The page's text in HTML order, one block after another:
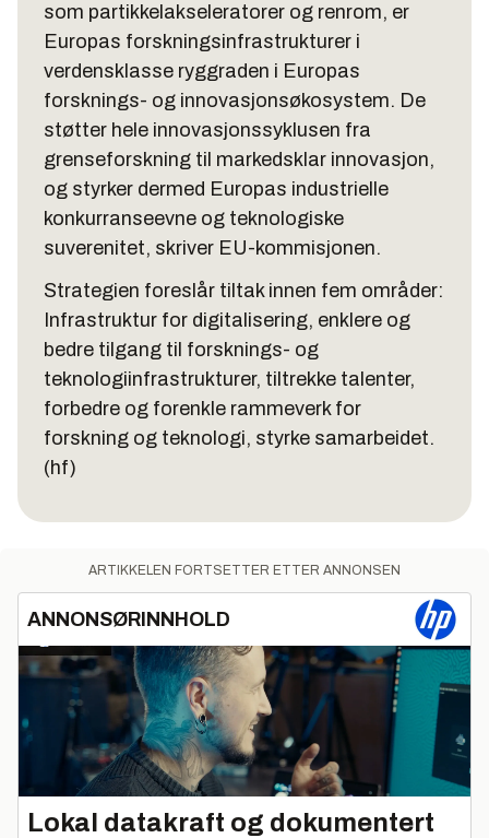
som partikkelakseleratorer og renrom, er
Europas forskningsinfrastrukturer i
verdensklasse ryggraden i Europas
forsknings- og innovasjonsøkosystem. De
støtter hele innovasjonssyklusen fra
grenseforskning til markedsklar innovasjon,
og styrker dermed Europas industrielle
konkurranseevne og teknologiske
suverenitet, skriver EU-kommisjonen.
Strategien foreslår tiltak innen fem områder:
Infrastruktur for digitalisering, enklere og
bedre tilgang til forsknings- og
teknologiinfrastrukturer, tiltrekke talenter,
forbedre og forenkle rammeverk for
forskning og teknologi, styrke samarbeidet.
(hf)
ARTIKKELEN FORTSETTER ETTER ANNONSEN
ANNONSØRINNHOLD
Lokal datakraft og dokumentert